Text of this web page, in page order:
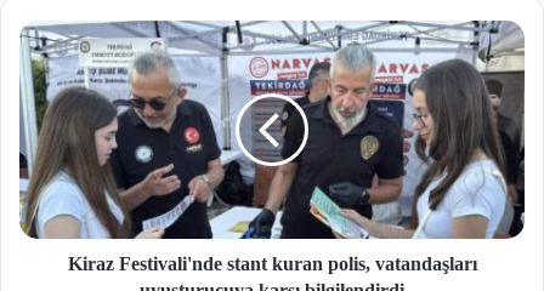
si
Kiraz Festivali'nde stant kuran polis, vatandaşları